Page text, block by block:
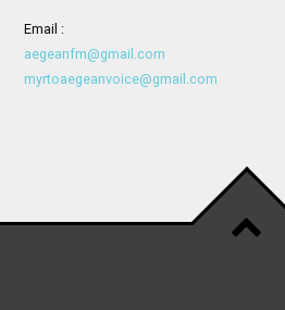
Email :
aegeanfm@gmail.com
myrtoaegeanvoice@gmail.com